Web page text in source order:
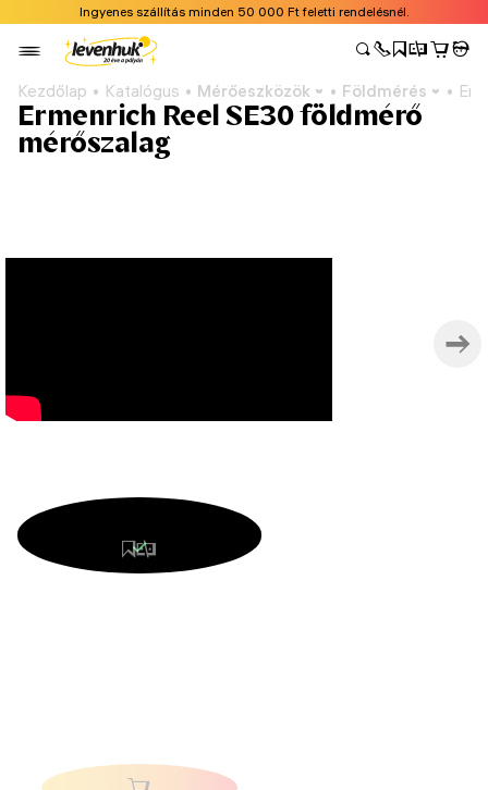
Ingyenes szállítás minden 50 000 Ft feletti rendelésnél.
Kezdőlap Katalógus Mérőeszközök Földmérés
Ermenrich Reel SE30 földmérő
mérőszalag